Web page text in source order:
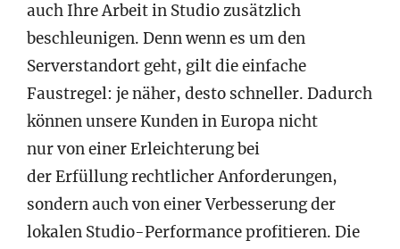
auch Ihre Arbeit in Studio zusätzlich
beschleunigen. Denn wenn es um den
Serverstandort geht, gilt die einfache
Faustregel: je näher, desto schneller. Dadurch
können unsere Kunden in Europa nicht
nur von einer Erleichterung bei
der Erfüllung rechtlicher Anforderungen,
sondern auch von einer Verbesserung der
lokalen Studio-Performance profitieren. Die